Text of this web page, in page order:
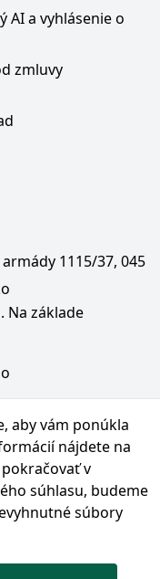
aby vám ponúkla
nájdete na
v
súhlasu, budeme
súbory
AI a vyhlásenie o
zmluvy
1115/37, 045
Na základe
06 Bratislava - m. č.